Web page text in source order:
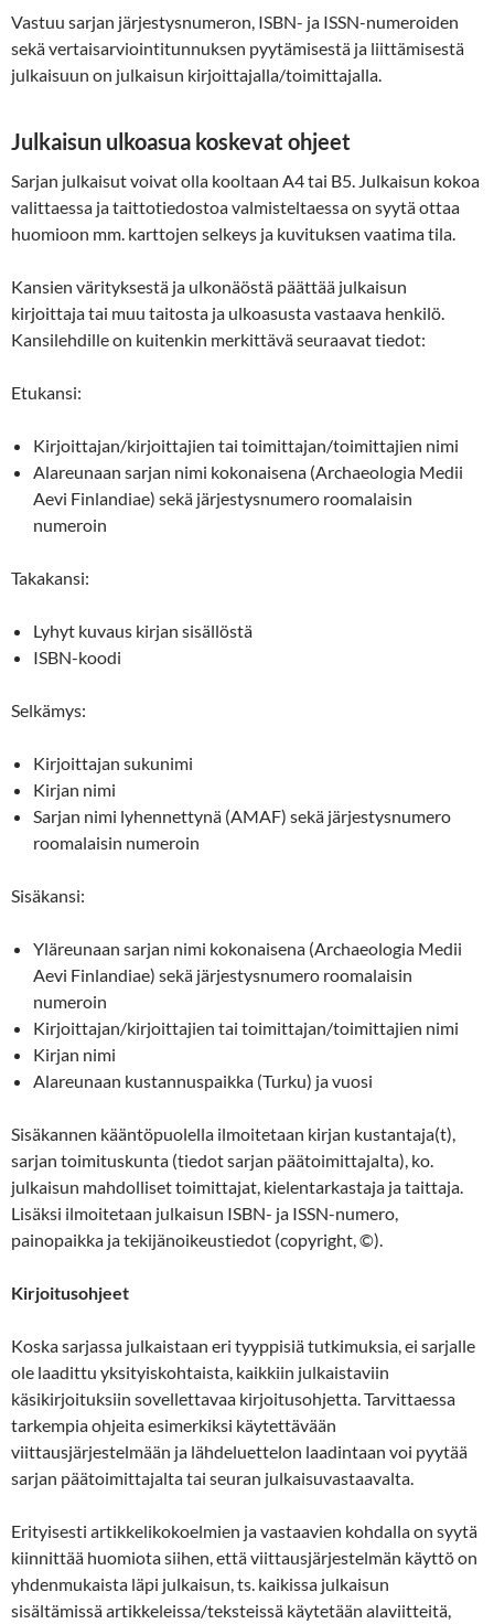
Vastuu sarjan järjestysnumeron, ISBN- ja ISSN-numeroiden
sekä vertaisarviointitunnuksen pyytämisestä ja liittämisestä
julkaisuun on julkaisun kirjoittajalla/toimittajalla.
Julkaisun ulkoasua koskevat ohjeet
Sarjan julkaisut voivat olla kooltaan A4 tai B5. Julkaisun kokoa
valittaessa ja taittotiedostoa valmisteltaessa on syytä ottaa
huomioon mm. karttojen selkeys ja kuvituksen vaatima tila.
Kansien värityksestä ja ulkonäöstä päättää julkaisun
kirjoittaja tai muu taitosta ja ulkoasusta vastaava henkilö.
Kansilehdille on kuitenkin merkittävä seuraavat tiedot:
Etukansi:
Kirjoittajan/kirjoittajien tai toimittajan/toimittajien nimi
Alareunaan sarjan nimi kokonaisena (Archaeologia Medii
Aevi Finlandiae) sekä järjestysnumero roomalaisin
numeroin
Takakansi:
Lyhyt kuvaus kirjan sisällöstä
ISBN-koodi
Selkämys:
Kirjoittajan sukunimi
Kirjan nimi
Sarjan nimi lyhennettynä (AMAF) sekä järjestysnumero
roomalaisin numeroin
Sisäkansi:
Yläreunaan sarjan nimi kokonaisena (Archaeologia Medii
Aevi Finlandiae) sekä järjestysnumero roomalaisin
numeroin
Kirjoittajan/kirjoittajien tai toimittajan/toimittajien nimi
Kirjan nimi
Alareunaan kustannuspaikka (Turku) ja vuosi
Sisäkannen kääntöpuolella ilmoitetaan kirjan kustantaja(t),
sarjan toimituskunta (tiedot sarjan päätoimittajalta), ko.
julkaisun mahdolliset toimittajat, kielentarkastaja ja taittaja.
Lisäksi ilmoitetaan julkaisun ISBN- ja ISSN-numero,
painopaikka ja tekijänoikeustiedot (copyright, ©).
Kirjoitusohjeet
Koska sarjassa julkaistaan eri tyyppisiä tutkimuksia, ei sarjalle
ole laadittu yksityiskohtaista, kaikkiin julkaistaviin
käsikirjoituksiin sovellettavaa kirjoitusohjetta. Tarvittaessa
tarkempia ohjeita esimerkiksi käytettävään
viittausjärjestelmään ja lähdeluettelon laadintaan voi pyytää
sarjan päätoimittajalta tai seuran julkaisuvastaavalta.
Erityisesti artikkelikokoelmien ja vastaavien kohdalla on syytä
kiinnittää huomiota siihen, että viittausjärjestelmän käyttö on
yhdenmukaista läpi julkaisun, ts. kaikissa julkaisun
sisältämissä artikkeleissa/teksteissä käytetään alaviitteitä,